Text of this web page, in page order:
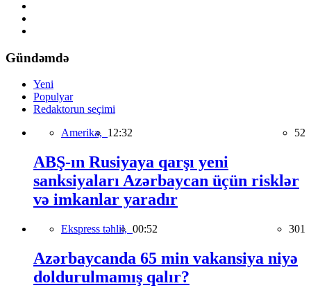
Gündəmdə
Yeni
Populyar
Redaktorun seçimi
Amerika, 12:32 52
ABŞ-ın Rusiyaya qarşı yeni
sanksiyaları Azərbaycan üçün risklər
və imkanlar yaradır
Ekspress təhlil, 00:52 301
Azərbaycanda 65 min vakansiya niyə
doldurulmamış qalır?